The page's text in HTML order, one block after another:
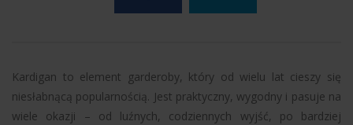
Kardigan to element garderoby, który od wielu lat cieszy się
niesłabnącą popularnością. Jest praktyczny, wygodny i pasuje na
wiele okazji – od luźnych, codziennych wyjść, po bardziej